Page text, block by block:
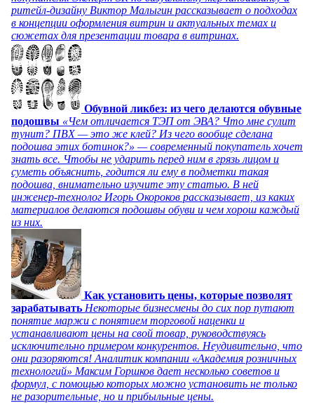
ритейл-дизайну Виктор Малыгин рассказывает о подходах
в концепции оформления витрин и актуальных темах и
сюжетах для презентации товара в витринах.
Обувной ликбез: из чего делаются обувные
подошвы «Чем отличается ТЭП от ЭВА? Что мне сулит
тунит? ПВХ — это же клей? Из чего вообще сделана
подошва этих ботинок?» — современный покупатель хочет
знать все. Чтобы не ударить перед ним в грязь лицом и
суметь объяснить, годится ли ему в подметки такая
подошва, внимательно изучите эту статью. В ней
инженер-технолог Игорь Окороков рассказывает, из каких
материалов делаются подошвы обуви и чем хорош каждый
из них.
Как установить цены, которые позволят
зарабатывать Некоторые бизнесмены до сих пор путают
понятие маржи с понятием торговой наценки и
устанавливают цены на свой товар, руководствуясь
исключительно примером конкурентов. Неудивительно, что
они разоряются! Аналитик компании «Академия розничных
технологий» Максим Горшков дает несколько советов и
формул, с помощью которых можно установить не только
не разорительные, но и прибыльные цены.